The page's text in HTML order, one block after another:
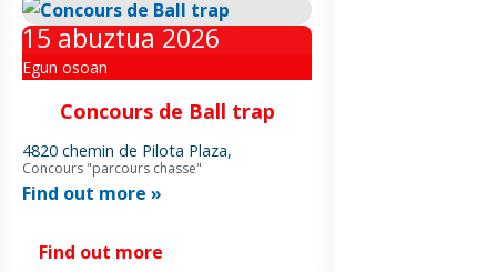
15abuztua2026
Egun osoan
Concours de Ball trap
4820 chemin de Pilota Plaza,
Concours "parcours chasse"
Find out more »
Find out more